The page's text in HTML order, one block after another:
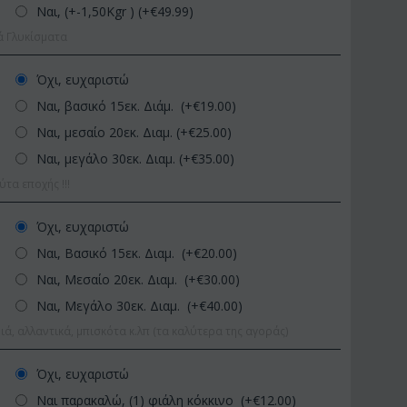
60-70 εκ.
ΚΩΔΙΚΟΣ: Afp1
39.99
Ναι, (+-1,50Kgr ) (+€49.99)
Όχι, ευχαριστώ
Ναι, βασικό 15εκ. Διάμ. (+€19.00)
Ναι, μεσαίο 20εκ. Διαμ. (+€25.00)
Ναι, μεγάλο 30εκ. Διαμ. (+€35.00)
Όχι, ευχαριστώ
Ναι, Βασικό 15εκ. Διαμ. (+€20.00)
Ναι, Μεσαίο 20εκ. Διαμ. (+€30.00)
Ναι, Μεγάλο 30εκ. Διαμ. (+€40.00)
Όχι, ευχαριστώ
Ναι παρακαλώ, (1) φιάλη κόκκινο (+€12.00)